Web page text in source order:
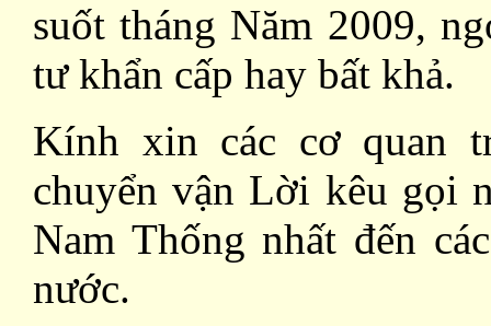
suốt tháng Năm 2009,
tư khẩn cấp hay bất khả.
Kính xin các cơ quan
chuyển vận Lời kêu gọi
Nam Thống nhất đến
nước.